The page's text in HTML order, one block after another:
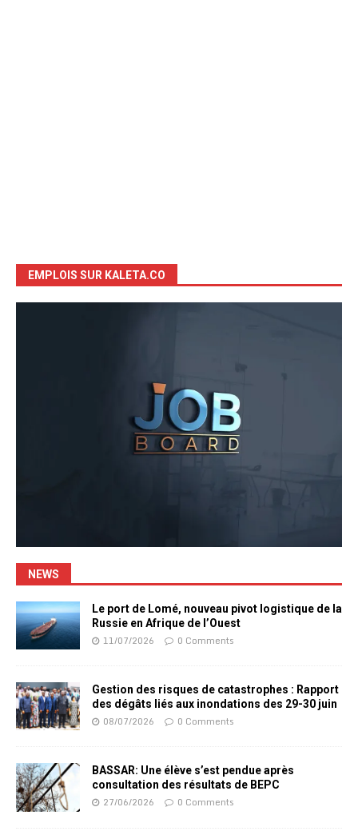
EMPLOIS SUR KALETA.CO
NEWS
Le port de Lomé, nouveau pivot logistique de la
Russie en Afrique de l’Ouest
11/07/2026 0 Comments
Gestion des risques de catastrophes : Rapport
des dégâts liés aux inondations des 29-30 juin
08/07/2026 0 Comments
BASSAR: Une élève s’est pendue après
consultation des résultats de BEPC
27/06/2026 0 Comments